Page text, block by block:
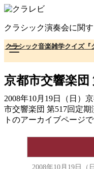
コ
テ
ン
ツ
へ
移
動
クラシック演奏会に関
クラシック音楽雑学クイズ『
京都市交響楽団
2008年10月19日（日）
市交響楽団 第517回定
トのアーカイブページで
2008年10月19日（日